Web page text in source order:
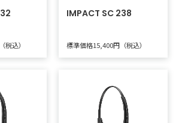
税込）
IMPACT SC 238
標準価格15,400円（税込）